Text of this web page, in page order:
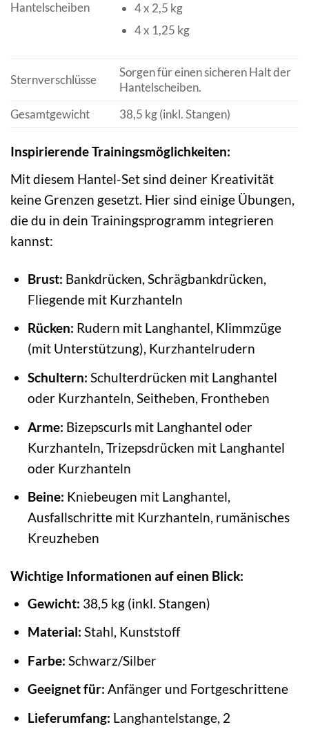
Hantelscheiben
4 x 2,5 kg
4 x 1,25 kg
Sternverschlüsse
Sorgen für einen sicheren Halt der
Hantelscheiben.
Gesamtgewicht
38,5 kg (inkl. Stangen)
Inspirierende Trainingsmöglichkeiten:
Mit diesem Hantel-Set sind deiner Kreativität
keine Grenzen gesetzt. Hier sind einige Übungen,
die du in dein Trainingsprogramm integrieren
kannst:
Brust: Bankdrücken, Schrägbankdrücken,
Fliegende mit Kurzhanteln
Rücken: Rudern mit Langhantel, Klimmzüge
(mit Unterstützung), Kurzhantelrudern
Schultern: Schulterdrücken mit Langhantel
oder Kurzhanteln, Seitheben, Frontheben
Arme: Bizepscurls mit Langhantel oder
Kurzhanteln, Trizepsdrücken mit Langhantel
oder Kurzhanteln
Beine: Kniebeugen mit Langhantel,
Ausfallschritte mit Kurzhanteln, rumänisches
Kreuzheben
Wichtige Informationen auf einen Blick:
Gewicht: 38,5 kg (inkl. Stangen)
Material: Stahl, Kunststoff
Farbe: Schwarz/Silber
Geeignet für: Anfänger und Fortgeschrittene
Lieferumfang: Langhantelstange, 2